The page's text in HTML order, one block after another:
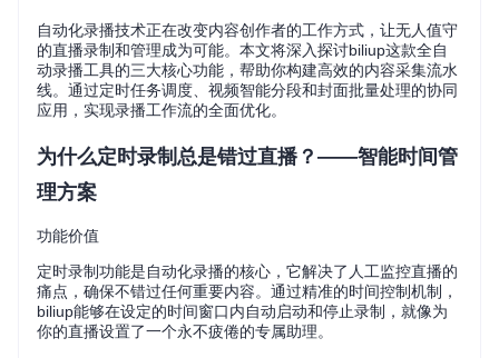
自动化录播技术正在改变内容创作者的工作方式，让无人值守
的直播录制和管理成为可能。本文将深入探讨biliup这款全自
动录播工具的三大核心功能，帮助你构建高效的内容采集流水
线。通过定时任务调度、视频智能分段和封面批量处理的协同
应用，实现录播工作流的全面优化。
为什么定时录制总是错过直播？——智能时间管
理方案
功能价值
定时录制功能是自动化录播的核心，它解决了人工监控直播的
痛点，确保不错过任何重要内容。通过精准的时间控制机制，
biliup能够在设定的时间窗口内自动启动和停止录制，就像为
你的直播设置了一个永不疲倦的专属助理。